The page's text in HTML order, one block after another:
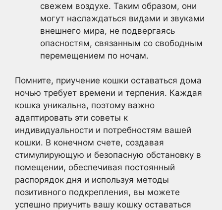
свежем воздухе. Таким образом, они
могут наслаждаться видами и звуками
внешнего мира, не подвергаясь
опасностям, связанным со свободным
перемещением по ночам.
Помните, приучение кошки оставаться дома
ночью требует времени и терпения. Каждая
кошка уникальна, поэтому важно
адаптировать эти советы к
индивидуальности и потребностям вашей
кошки. В конечном счете, создавая
стимулирующую и безопасную обстановку в
помещении, обеспечивая постоянный
распорядок дня и используя методы
позитивного подкрепления, вы можете
успешно приучить вашу кошку оставаться